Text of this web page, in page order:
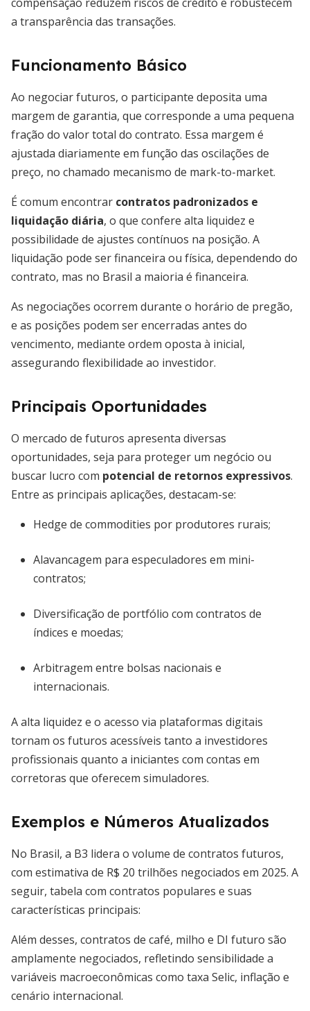
a transparência das transações.
Funcionamento Básico
Ao negociar futuros, o participante deposita uma
margem de garantia, que corresponde a uma pequena
fração do valor total do contrato. Essa margem é
ajustada diariamente em função das oscilações de
preço, no chamado mecanismo de mark-to-market.
É comum encontrar contratos padronizados e
liquidação diária, o que confere alta liquidez e
possibilidade de ajustes contínuos na posição. A
liquidação pode ser financeira ou física, dependendo do
contrato, mas no Brasil a maioria é financeira.
As negociações ocorrem durante o horário de pregão,
e as posições podem ser encerradas antes do
vencimento, mediante ordem oposta à inicial,
assegurando flexibilidade ao investidor.
Principais Oportunidades
O mercado de futuros apresenta diversas
oportunidades, seja para proteger um negócio ou
buscar lucro com potencial de retornos expressivos.
Entre as principais aplicações, destacam-se:
Hedge de commodities por produtores rurais;
Alavancagem para especuladores em mini-
contratos;
Diversificação de portfólio com contratos de
índices e moedas;
Arbitragem entre bolsas nacionais e
internacionais.
A alta liquidez e o acesso via plataformas digitais
tornam os futuros acessíveis tanto a investidores
profissionais quanto a iniciantes com contas em
corretoras que oferecem simuladores.
Exemplos e Números Atualizados
No Brasil, a B3 lidera o volume de contratos futuros,
com estimativa de R$ 20 trilhões negociados em 2025. A
seguir, tabela com contratos populares e suas
características principais:
Além desses, contratos de café, milho e DI futuro são
amplamente negociados, refletindo sensibilidade a
variáveis macroeconômicas como taxa Selic, inflação e
cenário internacional.